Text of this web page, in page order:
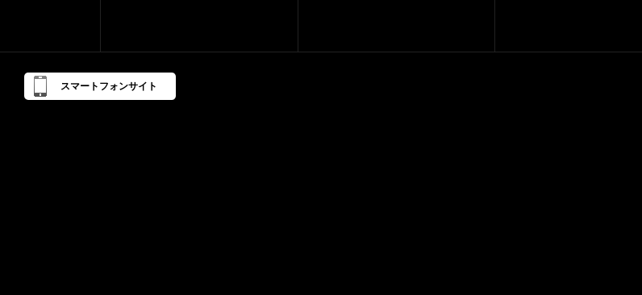
スマートフォンサイト